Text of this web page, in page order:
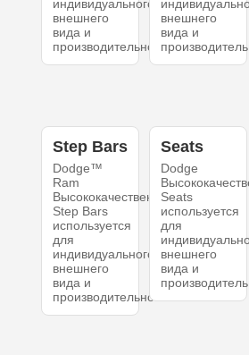
индивидуального
внешнего
вида и
производительности.
внешнего
вида и
Step Bars
Dodge™
Ram
Высококачественный
Step Bars
используется
для
индивидуального
внешнего
вида и
производительности.
Seats
Dodge
Seats
используется
для
внешнего
вида и